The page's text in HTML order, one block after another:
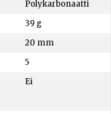
Polykarbonaatti
39 g
20 mm
5
Ei